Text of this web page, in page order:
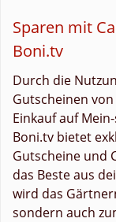
Sparen mit
Boni.tv
Durch die
Gutscheinen
Einkauf auf
Boni.tv bietet
Gutscheine und
das Beste aus
wird das
sondern auch